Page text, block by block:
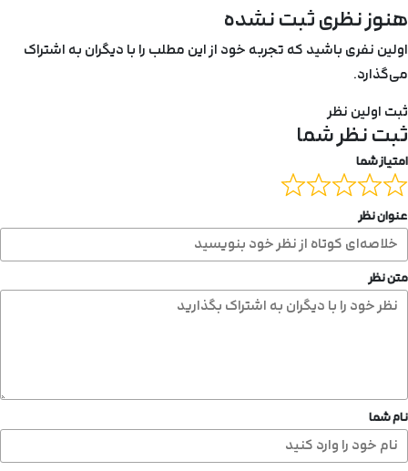
هنوز نظری ثبت نشده
اولین نفری باشید که تجربه خود از این مطلب را با دیگران به اشتراک
می‌گذارد.
ثبت اولین نظر
ثبت نظر شما
امتیاز شما
عنوان نظر
متن نظر
نام شما